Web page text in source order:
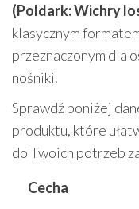
(Poldark: Wichry
klasycznym
przeznaczonym dla
nośniki.
Sprawdź poniżej
produktu, które
do Twoich potrzeb
Cecha